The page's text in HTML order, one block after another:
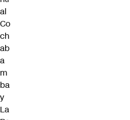
al
Co
ch
ab
a
m
ba
y
La